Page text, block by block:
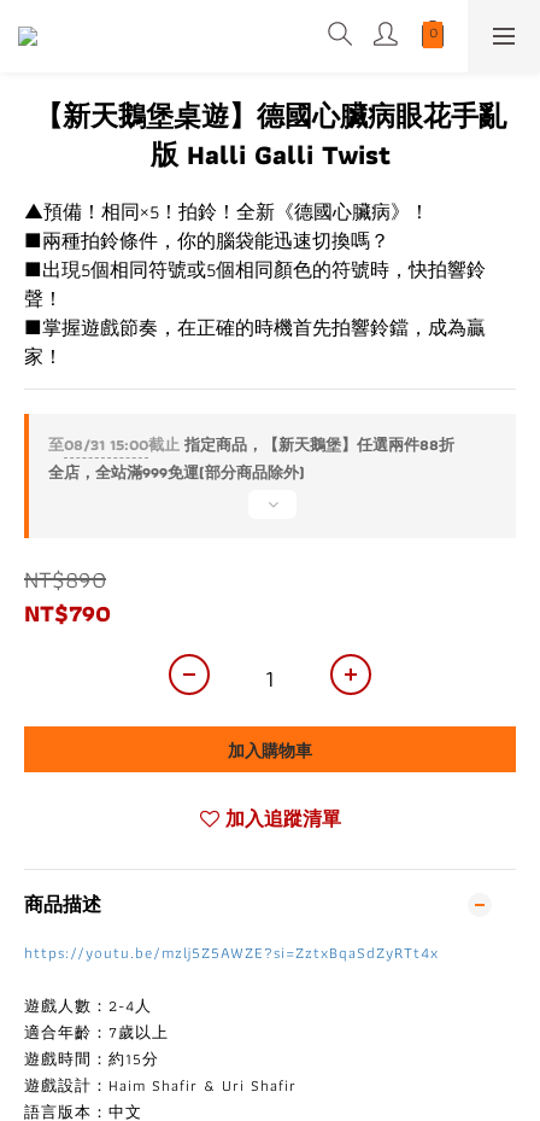
【新天鵝堡桌遊】德國心臟病眼花手亂
版 Halli Galli Twist
▲預備！相同×5！拍鈴！全新《德國心臟病》！
■兩種拍鈴條件，你的腦袋能迅速切換嗎？
■出現5個相同符號或5個相同顏色的符號時，快拍響鈴
聲！
■掌握遊戲節奏，在正確的時機首先拍響鈴鐺，成為贏
家！
至08/31 15:00截止指定商品，【新天鵝堡】任選兩件88折
全店，全站滿999免運(部分商品除外)
NT$890
NT$790
加入購物車
加入追蹤清單
商品描述
https://youtu.be/mzlj5Z5AWZE?si=ZztxBqaSdZyRTt4x
遊戲人數：2-4人
適合年齡：7歲以上
遊戲時間：約15分
遊戲設計：Haim Shafir & Uri Shafir
語言版本：中文